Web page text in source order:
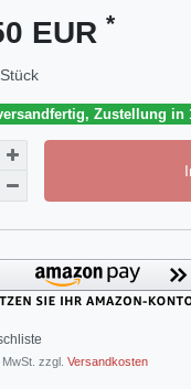
EUR *
Stück
Zustellung in
zzgl. Versandkosten